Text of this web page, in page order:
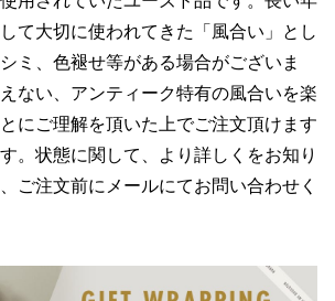
て大切に使われてきた「風合い」とし
ミ、色褪せ等がある場合がございま
ない、アンティーク特有の風合いを楽
にご理解を頂いた上でご注文頂けます
。状態に関して、より詳しくをお知り
ご注文前にメールにてお問い合わせく